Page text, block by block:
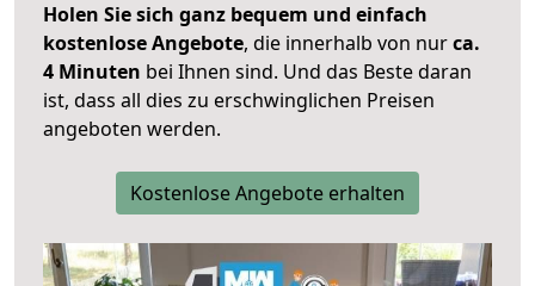
Holen Sie sich ganz bequem und einfach
kostenlose Angebote, die innerhalb von nurca.
4 Minuten bei Ihnen sind. Und das Beste daran
ist, dass all dies zu erschwinglichen Preisen
angeboten werden.
Kostenlose Angebote erhalten